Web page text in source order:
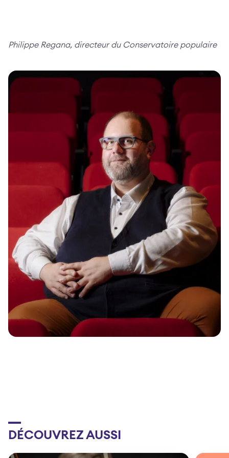
Philippe Regana, directeur du Conservatoire populaire
DÉCOUVREZ AUSSI